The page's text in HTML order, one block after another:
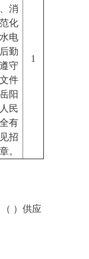
消
化
电
勤
守
件
阳
民
有
招
。
1
）供应